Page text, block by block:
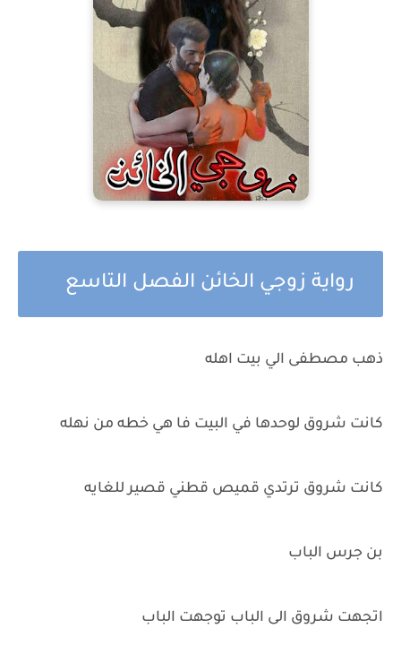
رواية زوجي الخائن الفصل التاسع
ذهب مصطفى الي بيت اهله
كانت شروق لوحدها في البيت فا هي خطه من نهله
كانت شروق ترتدي قميص قطني قصير للغايه
بن جرس الباب
اتجهت شروق الى الباب توجهت الباب